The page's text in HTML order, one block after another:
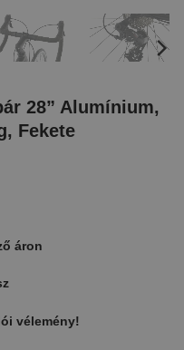
28” Alumínium,
Fekete
áron
vélemény!